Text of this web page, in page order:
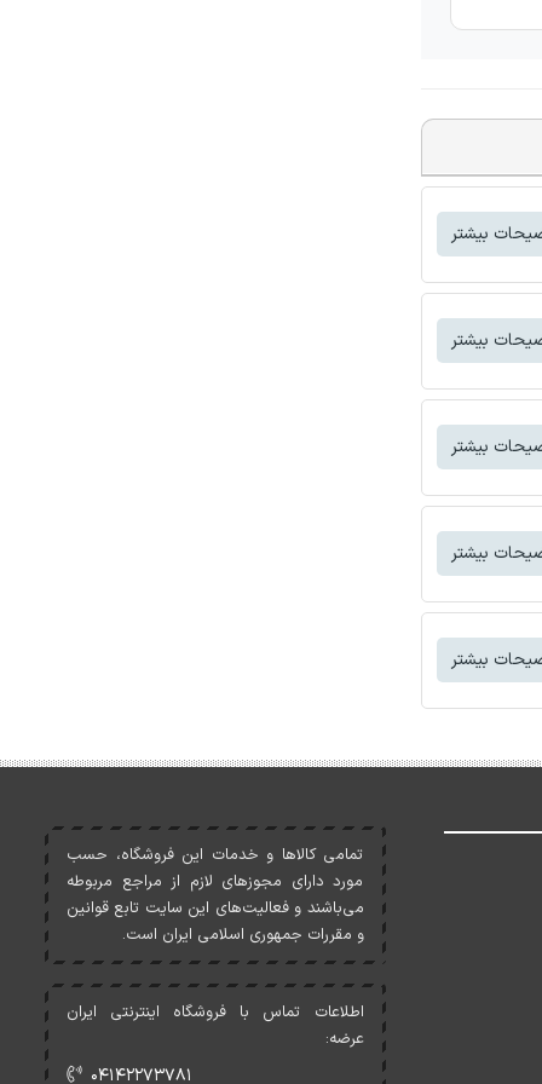
بیشتر
بیشتر
بیشتر
بیشتر
بیشتر
تمامی کالاها و خدمات اين فروشگاه، حسب
مورد دارای مجوزهای لازم از مراجع مربوطه
می‌باشند و فعاليت‌های اين سايت تابع قوانين
و مقررات جمهوری اسلامی ايران است.
اطلاعات تماس با فروشگاه اینترنتی ایران
عرضه:
۰۴۱۴۲۲۷۳۷۸۱